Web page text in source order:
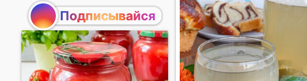
Подписывайся